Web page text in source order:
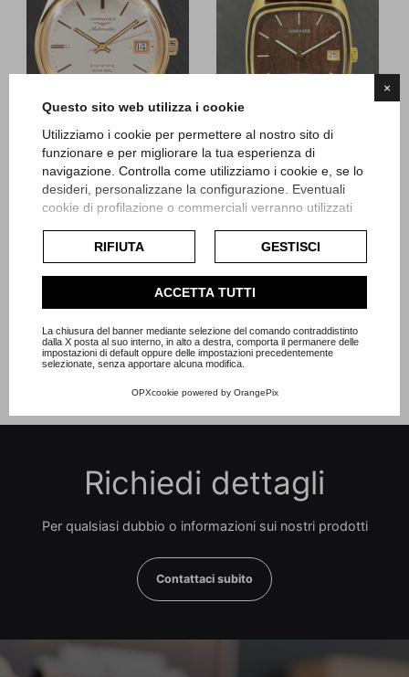
×
Questo sito web utilizza i cookie
Utilizziamo i cookie per permettere al nostro sito di
funzionare e per migliorare la tua esperienza di
navigazione. Controlla come utilizziamo i cookie e, se lo
desideri, personalizzane la configurazione. Eventuali
cookie di profilazione o commerciali verranno utilizzati
dell'utente e, se consentito, potrebbero essere utilizzati
per personalizzare gli annunci pubblicitari. Per ulteriori
informazioni su come Google utilizza i dati raccolti,
politica sulla privacy di Google
Consulta l'informativa cookie completa.
RIFIUTA GESTISCI
ACCETTA TUTTI
La chiusura del banner mediante selezione del comando contraddistinto
dalla X posta al suo interno, in alto a destra, comporta il permanere delle
impostazioni di default oppure delle impostazioni precedentemente
selezionate, senza apportare alcuna modifica.
OPXcookie powered by OrangePix
Longines
Admiral oro rosa
Articolo L161
Longines
Epoca oro giallo
Articolo L170
Richiedi dettagli
Per qualsiasi dubbio o informazioni sui nostri prodotti
Contattaci subito